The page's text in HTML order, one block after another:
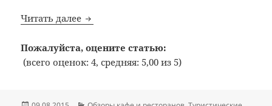
Читать далее Bon Appetit: №294: Ресторан «Замок
Пожалуйста, оцените статью:
(всего оценок: 4, средняя: 5,00 из 5)